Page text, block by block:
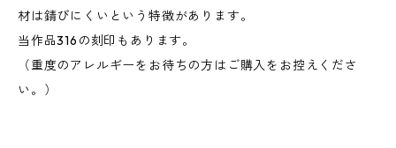
材は錆びにくいという特徴があります。
当作品316の刻印もあります。
（重度のアレルギーをお待ちの方はご購入をお控えくださ
い。）